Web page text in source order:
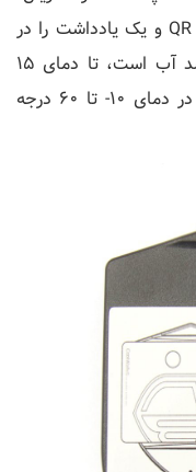
ارجاع به صفحه اصلی خود از جمله کد QR و یک یادداشت را در
خود جای داده است. این کیف پول ضد آب است، تا دمای 15
درجه قابل خم شدن است و می تواند در دمای 10- تا 60 درجه